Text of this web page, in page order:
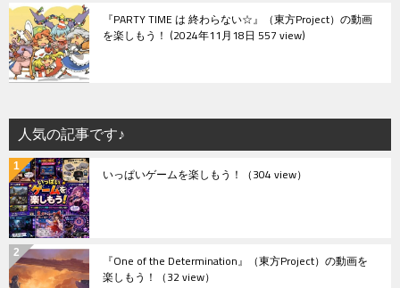
『PARTY TIME は 終わらない☆』（東方Project）の動画
を楽しもう！ 2024年11月18日 557 view
人気の記事です♪
いっぱいゲームを楽しもう！ （304 view）
『One of the Determination』（東方Project）の動画を
楽しもう！ （32 view）